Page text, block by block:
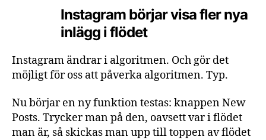
Instagram börjar visa fler nya
inlägg i flödet
Instagram ändrar i algoritmen. Och gör det
möjligt för oss att påverka algoritmen. Typ.
Nu börjar en ny funktion testas: knappen New
Posts. Trycker man på den, oavsett var i flödet
man är, så skickas man upp till toppen av flödet